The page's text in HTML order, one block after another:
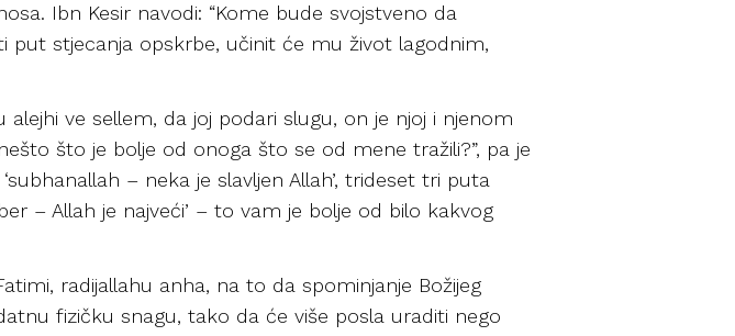
Ibn Kesir navodi: “Kome bude svojstveno da
stjecanja opskrbe, učinit će mu život lagodnim,
alejhi ve sellem, da joj podari slugu, on je njoj i njenom
što je bolje od onoga što se od mene tražili?”, pa je
– neka je slavljen Allah’, trideset tri puta
– Allah je najveći’ – to vam je bolje od bilo kakvog
radijallahu anha, na to da spominjanje Božijeg
fizičku snagu, tako da će više posla uraditi nego